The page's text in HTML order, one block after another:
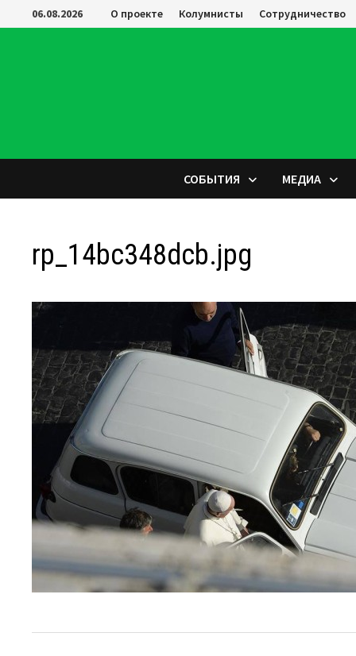
Перейти
к
06.08.2026 О проекте Колумнисты Сотрудничество
СОБЫТИЯ МЕДИА
rp_14bc348dcb.jpg